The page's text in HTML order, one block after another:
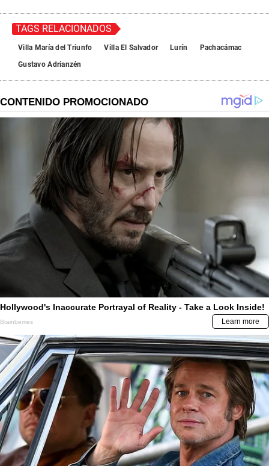
TAGS RELACIONADOS
Villa María del Triunfo Villa El Salvador Lurín
Pachacámac
Gustavo Adrianzén